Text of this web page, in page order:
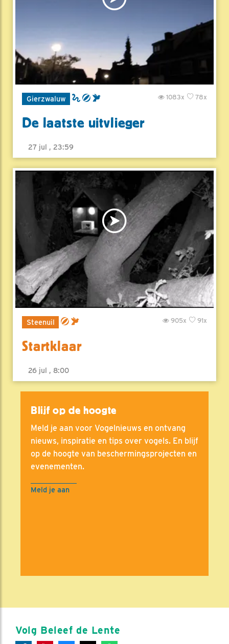
Gierzwaluw 78x
1083x
De laatste uitvlieger
27 jul , 23:59
Steenuil 91x
905x
Startklaar
26 jul , 8:00
Blijf op de hoogte
Meld je aan voor Vogelnieuws en ontvang
nieuws, inspiratie en tips over vogels. En blijf
op de hoogte van beschermingsprojecten en
evenementen.
Meld je aan
Volg Beleef de Lente